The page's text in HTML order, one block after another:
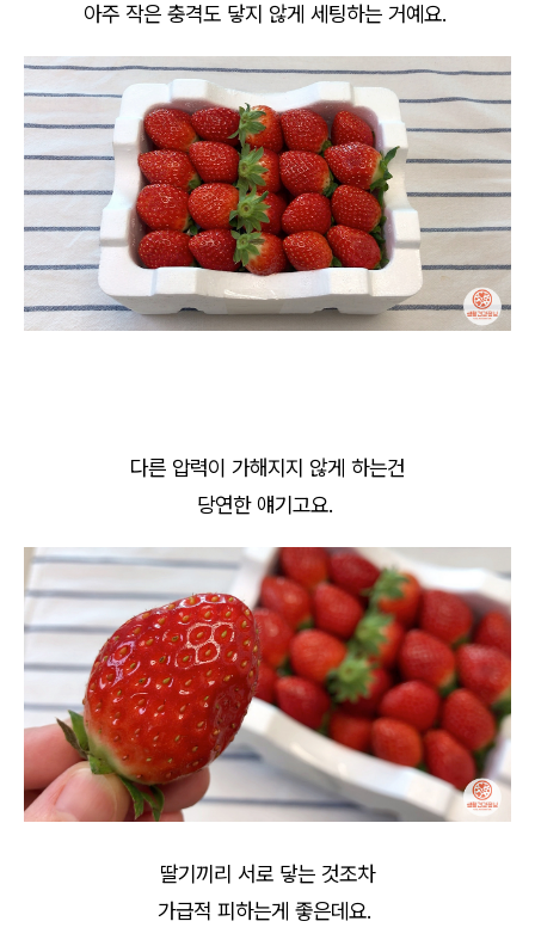
아주 작은 충격도 닿지 않게 세팅하는 거예요.
다른 압력이 가해지지 않게 하는건
당연한 얘기고요.
딸기끼리 서로 닿는 것조차
가급적 피하는게 좋은데요.